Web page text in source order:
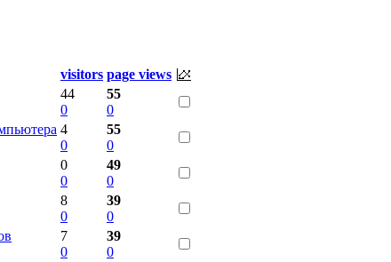
visitors page views
44
0
55
0
4
0
55
0
0
0
49
0
8
0
39
0
7
0
39
0